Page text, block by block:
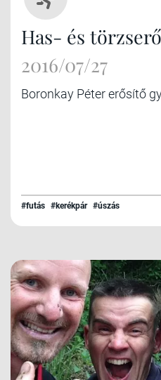
Has- és
2016/07/27
Boronkay Péter erősítő
#futás #kerékpár #úszás